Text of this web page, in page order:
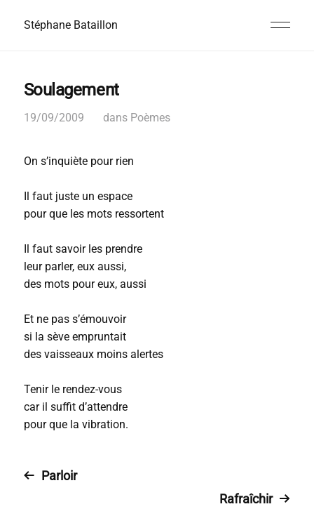
Stéphane Bataillon
Soulagement
19/09/2009 dans Poèmes
On s’inquiète pour rien
Il faut juste un espace
pour que les mots ressortent
Il faut savoir les prendre
leur parler, eux aussi,
des mots pour eux, aussi
Et ne pas s’émouvoir
si la sève empruntait
des vaisseaux moins alertes
Tenir le rendez-vous
car il suffit d’attendre
pour que la vibration.
Parloir
Rafraîchir